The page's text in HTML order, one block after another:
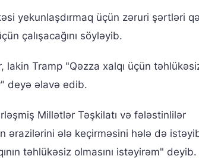
yekunlaşdırmaq üçün zəruri şərtləri
çalışacağını söyləyib.
Tramp "Qəzza xalqı üçün
deyə əlavə edib.
Millətlər Təşkilatı və fələstinlilər
ərazilərini ələ keçirməsini hələ də
təhlükəsiz olmasını istəyirəm" deyib.